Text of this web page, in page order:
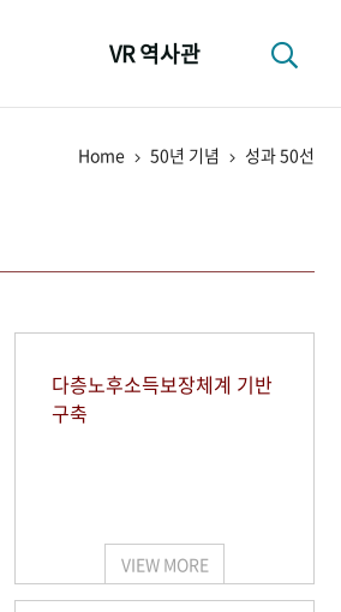
VR 역사관
Home 50년 기념 성과 50선
다층노후소득보장체계 기반
구축
VIEW MORE